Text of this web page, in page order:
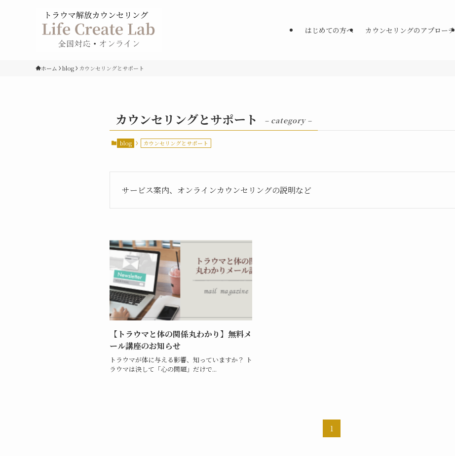
はじめての方へ カウンセリングのアプローチ
ホーム blog カウンセリングとサポート
カウンセリングとサポート – category –
blog カウンセリングとサポート
サービス案内、オンラインカウンセリングの説明など
【トラウマと体の関係丸わかり】無料メ
ール講座のお知らせ
トラウマが体に与える影響、知っていますか？ ト
ラウマは決して「心の問題」だけで...
1